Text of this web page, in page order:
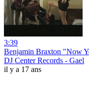
3:39
Benjamin Braxton "Now
DJ Center Records - Gael
il y a 17 ans